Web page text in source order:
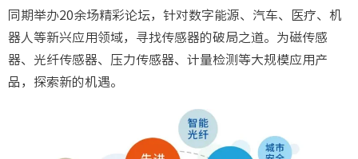
同期举办20余场精彩论坛，针对数字能源、汽车、医疗、机
器人等新兴应用领域，寻找传感器的破局之道。为磁传感
器、光纤传感器、压力传感器、计量检测等大规模应用产
品，探索新的机遇。